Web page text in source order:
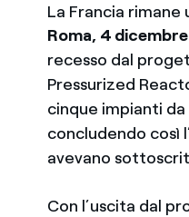
La Francia rimane
Roma, 4
recesso dal
Pressurized
cinque impianti
concludendo così
avevano
Con l’uscita dal